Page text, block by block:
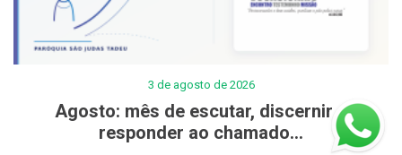
3 de agosto de 2026
Agosto: mês de escutar, discernir e
responder ao chamado...